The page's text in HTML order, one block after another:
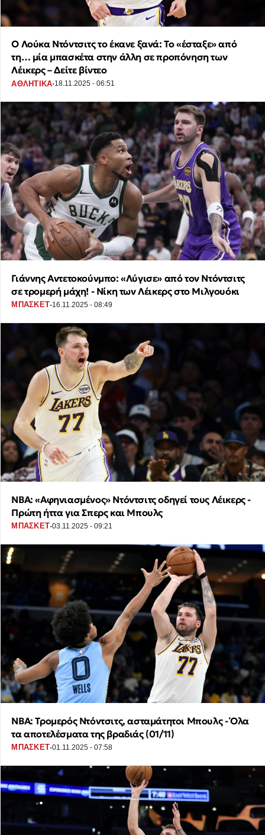
Ο Λούκα Ντόντσιτς το έκανε ξανά: Το «έσταξε» από
τη… μία μπασκέτα στην άλλη σε προπόνηση των
Λέικερς – Δείτε βίντεο
ΑΘΛΗΤΙΚΑ·18.11.2025 - 06:51
Γιάννης Αντετοκούνμπο: «Λύγισε» από τον Ντόντσιτς
σε τρομερή μάχη! - Νίκη των Λέικερς στο Μιλγουόκι
ΜΠΑΣΚΕΤ·16.11.2025 - 08:49
ΝΒΑ: «Αφηνιασμένος» Ντόντσιτς οδηγεί τους Λέικερς -
Πρώτη ήττα για Σπερς και Μπουλς
ΜΠΑΣΚΕΤ·03.11.2025 - 09:21
NBA: Τρομερός Ντόντσιτς, ασταμάτητοι Μπουλς - Όλα
τα αποτελέσματα της βραδιάς (01/11)
ΜΠΑΣΚΕΤ·01.11.2025 - 07:58